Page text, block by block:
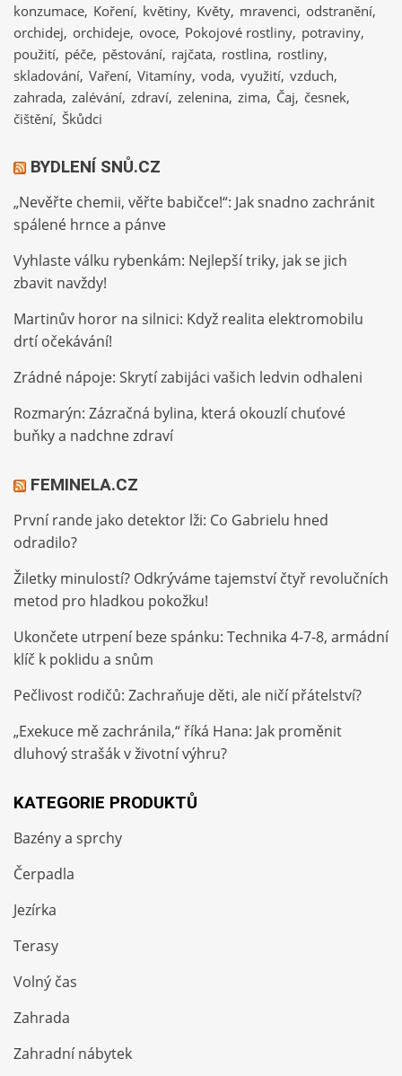
konzumace Koření květiny Květy mravenci odstranění
orchidej orchideje ovoce Pokojové rostliny potraviny
použití péče pěstování rajčata rostlina rostliny
skladování Vaření Vitamíny voda využití vzduch
zahrada zalévání zdraví zelenina zima Čaj česnek
čištění Škůdci
BYDLENÍ SNŮ.CZ
„Nevěřte chemii, věřte babičce!“: Jak snadno zachránit
spálené hrnce a pánve
Vyhlaste válku rybenkám: Nejlepší triky, jak se jich
zbavit navždy!
Martinův horor na silnici: Když realita elektromobilu
drtí očekávání!
Zrádné nápoje: Skrytí zabijáci vašich ledvin odhaleni
Rozmarýn: Zázračná bylina, která okouzlí chuťové
buňky a nadchne zdraví
FEMINELA.CZ
První rande jako detektor lži: Co Gabrielu hned
odradilo?
Žiletky minulostí? Odkrýváme tajemství čtyř revolučních
metod pro hladkou pokožku!
Ukončete utrpení beze spánku: Technika 4-7-8, armádní
klíč k poklidu a snům
Pečlivost rodičů: Zachraňuje děti, ale ničí přátelství?
„Exekuce mě zachránila,“ říká Hana: Jak proměnit
dluhový strašák v životní výhru?
KATEGORIE PRODUKTŮ
Bazény a sprchy
Čerpadla
Jezírka
Terasy
Volný čas
Zahrada
Zahradní nábytek